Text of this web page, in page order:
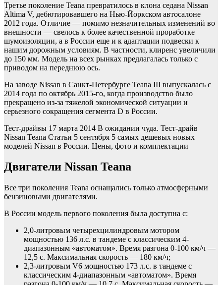
Третье поколение Teana превратилось в клона седана Nissan
Altima V, дебютировавшего на Нью-Йоркском автосалоне
2012 года. Отличие — помимо незначительных изменений во
внешности — свелось к более качественной проработке
шумоизоляции, а в России еще и к адаптации подвески к
нашим дорожным условиям. В частности, клиренс увеличили
до 150 мм. Модель на всех рынках предлагалась только с
приводом на переднюю ось.
На заводе Nissan в Санкт-Петербурге Teana III выпускалась с
2014 года по октябрь 2015-го, когда производство было
прекращено из-за тяжелой экономической ситуации и
серьезного сокращения сегмента D в России.
Тест-драйвы 17 марта 2014 В ожидании чуда. Тест-драйв
Nissan Teana Статьи 5 сентября 5 самых дешевых новых
моделей Nissan в России. Цены, фото и комплектации
Двигатели Nissan Teana
Все три поколения Teana оснащались только атмосферными
бензиновыми двигателями.
В России модель первого поколения была доступна с:
2,0-литровым четырехцилиндровым мотором
мощностью 136 л.с. в тандеме с классическим 4-
диапазонным «автоматом». Время разгона 0-100 км/ч —
12,5 с. Максимальная скорость — 180 км/ч;
2,3-литровым V6 мощностью 173 л.с. в тандеме с
классическим 4-диапазонным «автоматом». Время